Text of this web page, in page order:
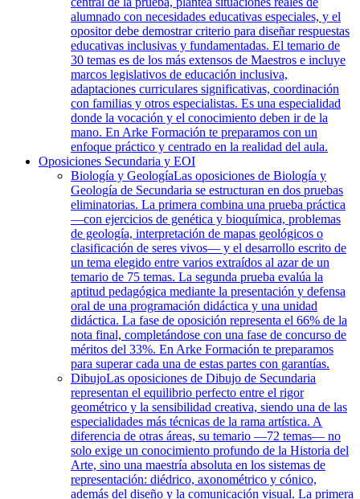
alumnado con necesidades educativas especiales, y el
opositor debe demostrar criterio para diseñar respuestas
educativas inclusivas y fundamentadas. El temario de
30 temas es de los más extensos de Maestros e incluye
marcos legislativos de educación inclusiva,
adaptaciones curriculares significativas, coordinación
con familias y otros especialistas. Es una especialidad
donde la vocación y el conocimiento deben ir de la
mano. En Arke Formación te preparamos con un
enfoque práctico y centrado en la realidad del aula.
Oposiciones Secundaria y EOI
Biología y GeologíaLas oposiciones de Biología y
Geología de Secundaria se estructuran en dos pruebas
eliminatorias. La primera combina una prueba práctica
—con ejercicios de genética y bioquímica, problemas
de geología, interpretación de mapas geológicos o
clasificación de seres vivos— y el desarrollo escrito de
un tema elegido entre varios extraídos al azar de un
temario de 75 temas. La segunda prueba evalúa la
aptitud pedagógica mediante la presentación y defensa
oral de una programación didáctica y una unidad
didáctica. La fase de oposición representa el 66% de la
nota final, completándose con una fase de concurso de
méritos del 33%. En Arke Formación te preparamos
para superar cada una de estas partes con garantías.
DibujoLas oposiciones de Dibujo de Secundaria
representan el equilibrio perfecto entre el rigor
geométrico y la sensibilidad creativa, siendo una de las
especialidades más técnicas de la rama artística. A
diferencia de otras áreas, su temario —72 temas— no
solo exige un conocimiento profundo de la Historia del
Arte, sino una maestría absoluta en los sistemas de
representación: diédrico, axonométrico y cónico,
además del diseño y la comunicación visual. La primera